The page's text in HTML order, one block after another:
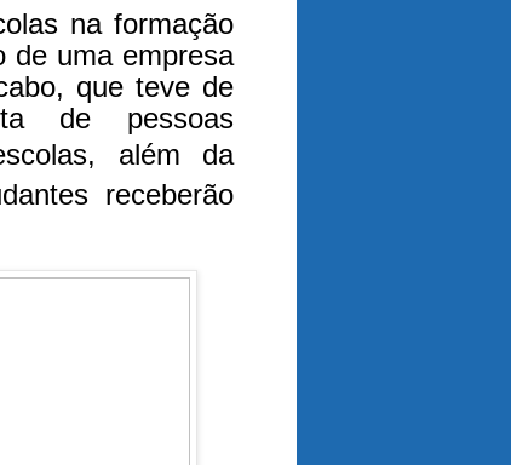
na formação
de uma empresa
que teve de
de pessoas
além da
receberão